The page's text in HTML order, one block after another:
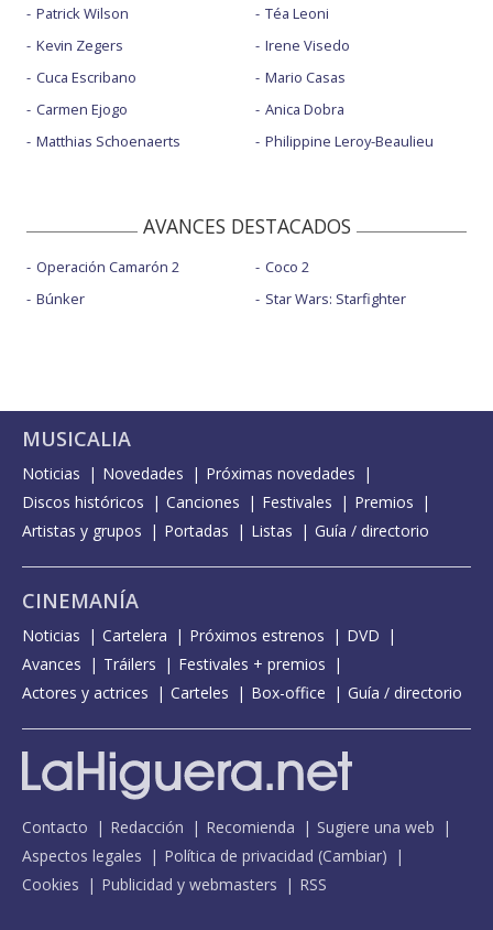
Patrick Wilson
Kevin Zegers
Cuca Escribano
Carmen Ejogo
Matthias Schoenaerts
Téa Leoni
Irene Visedo
Mario Casas
Anica Dobra
Philippine Leroy-Beaulieu
AVANCES DESTACADOS
Operación Camarón 2
Búnker
Coco 2
Star Wars: Starfighter
MUSICALIA
Noticias Novedades
Próximas novedades
Discos históricos
Canciones Festivales
Premios
Artistas y grupos
Portadas Listas Guía / directorio
CINEMANÍA
Noticias Cartelera Próximos estrenos
DVD
Avances
Tráilers
Festivales + premios
Actores y actrices
Carteles Box-office Guía / directorio
Contacto Redacción Recomienda
Sugiere una web
Aspectos legales
Política de privacidad (Cambiar)
Cookies
Publicidad y webmasters RSS